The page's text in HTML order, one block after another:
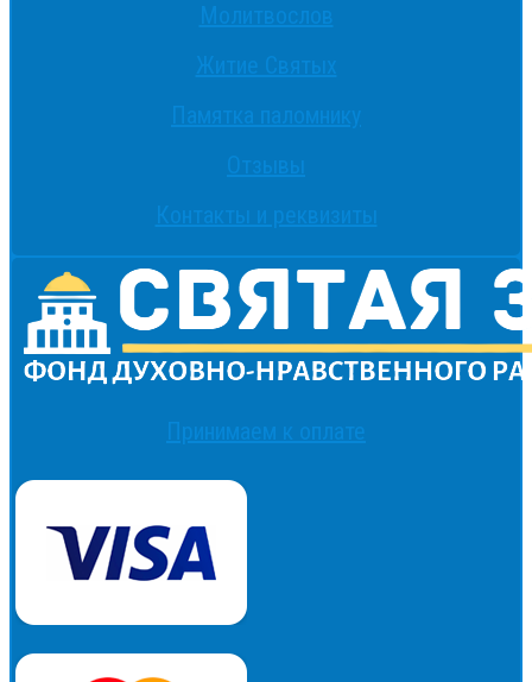
Молитвослов
Житие Святых
Памятка паломнику
Отзывы
Контакты и реквизиты
Принимаем к оплате